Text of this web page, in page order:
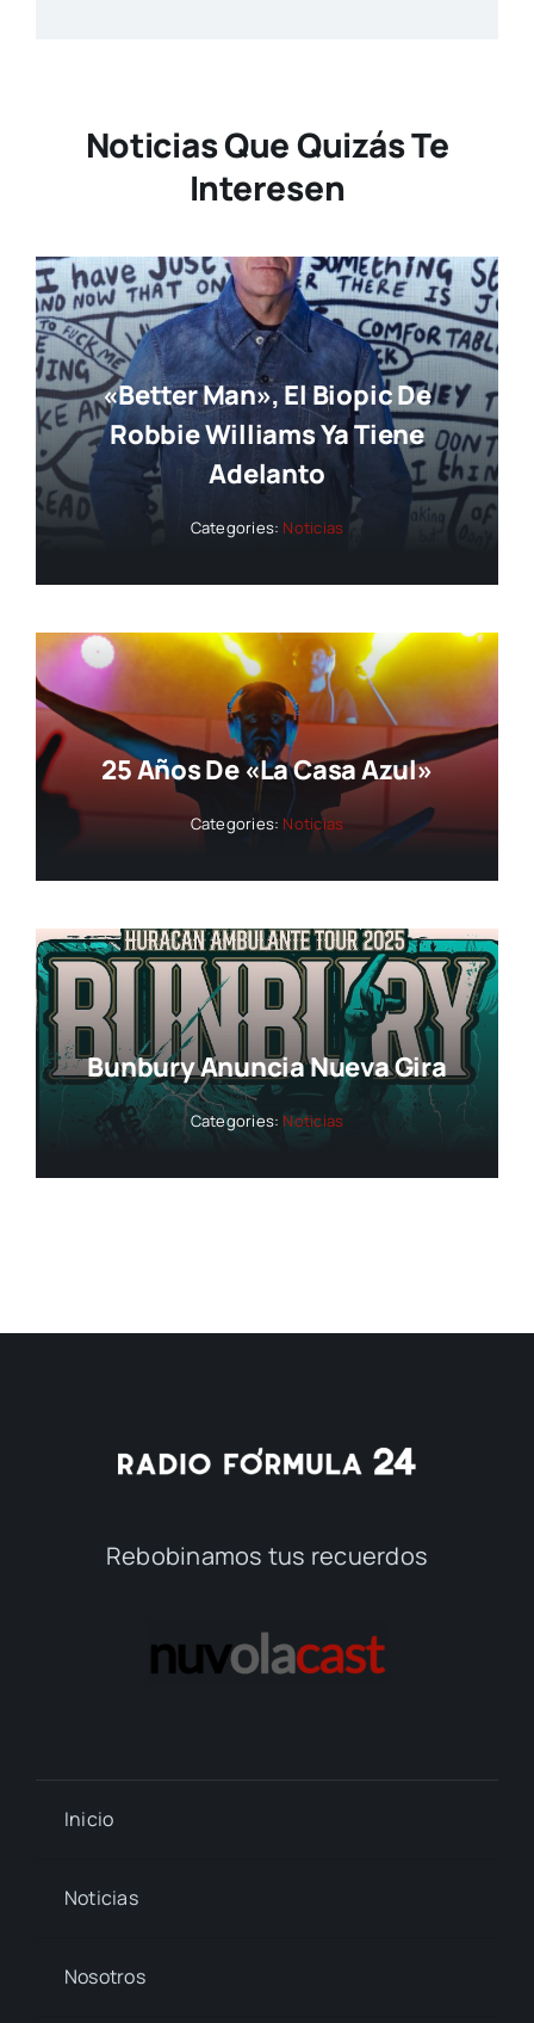
Noticias Que Quizás Te
Interesen
«Better Man», El Biopic De
Robbie Williams Ya Tiene
Adelanto
Categories: Noticias
25 Años De «La Casa Azul»
Categories: Noticias
Bunbury Anuncia Nueva Gira
Categories: Noticias
Rebobinamos tus recuerdos
Inicio
Noticias
Nosotros